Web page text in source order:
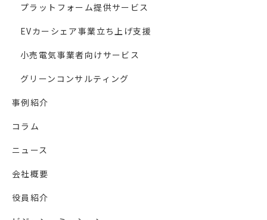
プラットフォーム提供サービス
EVカーシェア事業立ち上げ支援
小売電気事業者向けサービス
グリーンコンサルティング
事例紹介
コラム
ニュース
会社概要
役員紹介